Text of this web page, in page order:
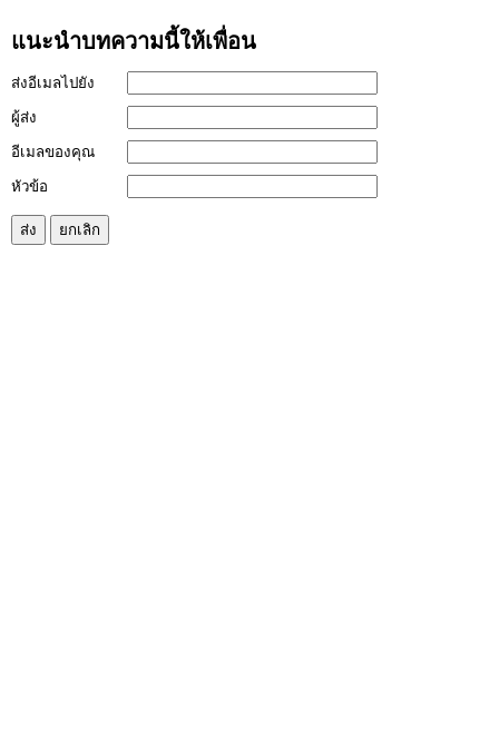
แนะนำบทความนี้ให้เพื่อน
ส่งอีเมลไปยัง
ผู้ส่ง
อีเมลของคุณ
หัวข้อ
ส่ง ยกเลิก